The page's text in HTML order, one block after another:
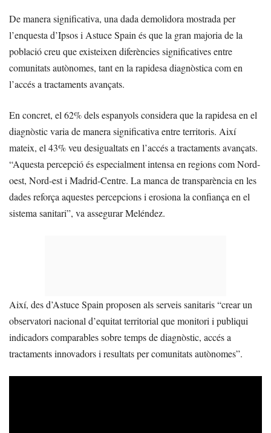
De manera significativa, una dada demolidora mostrada per
l’enquesta d’Ipsos i Astuce Spain és que la gran majoria de la
població creu que existeixen diferències significatives entre
comunitats autònomes, tant en la rapidesa diagnòstica com en
l’accés a tractaments avançats.
En concret, el 62% dels espanyols considera que la rapidesa en el
diagnòstic varia de manera significativa entre territoris. Així
mateix, el 43% veu desigualtats en l’accés a tractaments avançats.
“Aquesta percepció és especialment intensa en regions com Nord-
oest, Nord-est i Madrid-Centre. La manca de transparència en les
dades reforça aquestes percepcions i erosiona la confiança en el
sistema sanitari”, va assegurar Meléndez.
Així, des d’Astuce Spain proposen als serveis sanitaris “crear un
observatori nacional d’equitat territorial que monitori i publiqui
indicadors comparables sobre temps de diagnòstic, accés a
tractaments innovadors i resultats per comunitats autònomes”.